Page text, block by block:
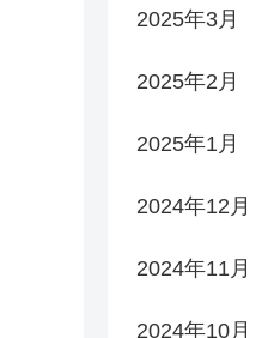
2025年3月
2025年2月
2025年1月
2024年12月
2024年11月
2024年10月